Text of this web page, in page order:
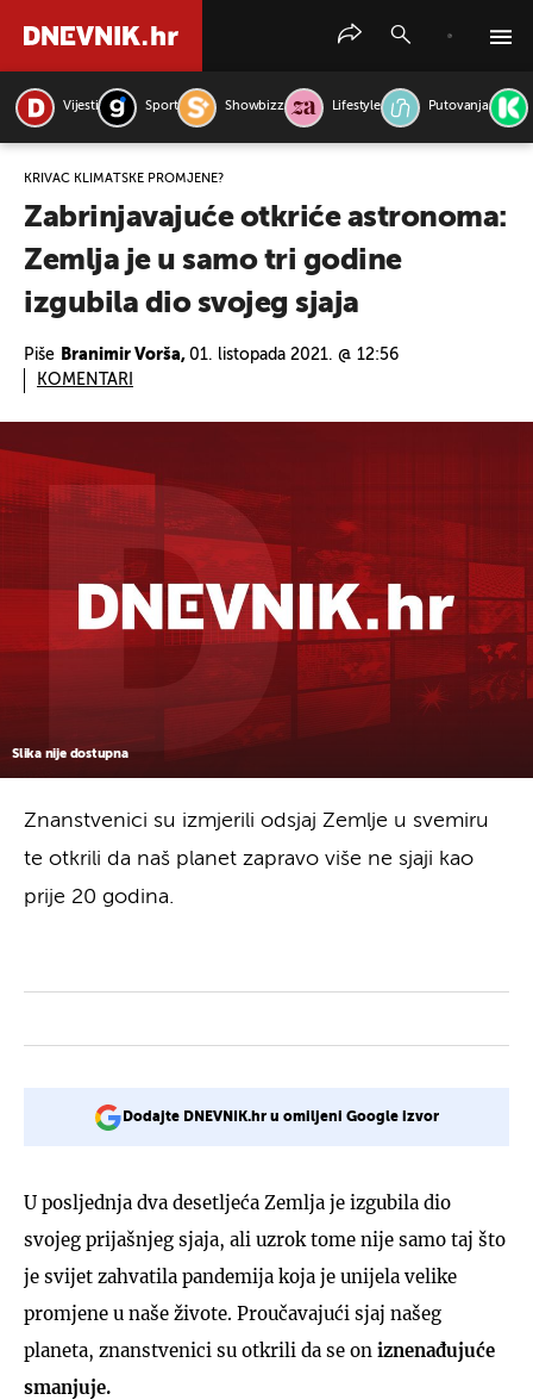
Vijesti Sport Showbizz Lifestyle Putovanja
KRIVAC KLIMATSKE PROMJENE?
Zabrinjavajuće otkriće astronoma:
Zemlja je u samo tri godine
izgubila dio svojeg sjaja
Piše Branimir Vorša, 01. listopada 2021. @ 12:56
KOMENTARI
Slika nije dostupna
Znanstvenici su izmjerili odsjaj Zemlje u svemiru
te otkrili da naš planet zapravo više ne sjaji kao
prije 20 godina.
Dodajte DNEVNIK.hr u omiljeni Google izvor
U posljednja dva desetljeća Zemlja je izgubila dio
svojeg prijašnjeg sjaja, ali uzrok tome nije samo taj što
je svijet zahvatila pandemija koja je unijela velike
promjene u naše živote. Proučavajući sjaj našeg
planeta, znanstvenici su otkrili da se on iznenađujuće
smanjuje.
PRETRAŽITE VIJESTI